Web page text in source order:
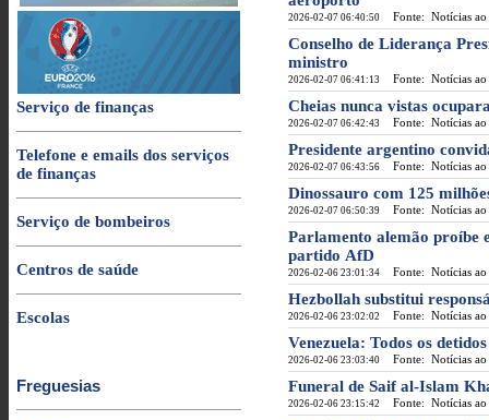
Serviço de finanças
Telefone e emails dos serviços
de finanças
Serviço de bombeiros
Centros de saúde
Escolas
Freguesias
2026-02-07 06:40:50 Fonte: Notícias
Conselho de Liderança
ministro
2026-02-07 06:41:13 Fonte: Notícias
Cheias nunca vistas
2026-02-07 06:42:43 Fonte: Notícias
Presidente argentino
2026-02-07 06:43:56 Fonte: Notícias
Dinossauro com 125
2026-02-07 06:50:39 Fonte: Notícias
Parlamento alemão proíbe
partido AfD
2026-02-06 23:01:34 Fonte: Notícias
Hezbollah substitui
2026-02-06 23:02:02 Fonte: Notícias
Venezuela: Todos os
2026-02-06 23:03:40 Fonte: Notícias
Funeral de Saif al-Islam
2026-02-06 23:15:42 Fonte: Notícias